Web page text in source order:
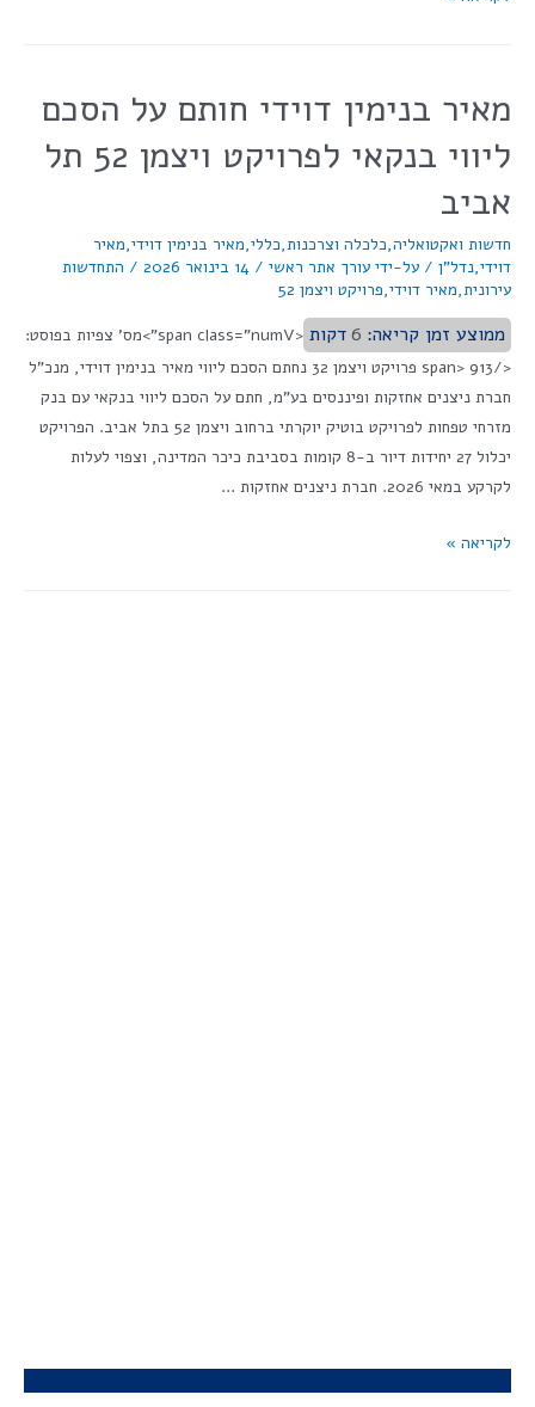
מאיר בנימין דוידי חותם על הסכם
ליווי בנקאי לפרויקט ויצמן 52 תל
אביב
חדשות ואקטואליה,כלכלה וצרכנות,כללי,מאיר בנימין דוידי,מאיר
דוידי,נדל"ן / על-ידי עורך אתר ראשי / 14 בינואר 2026 / התחדשות
עירונית,מאיר דוידי,פרויקט ויצמן 52
ממוצע זמן קריאה: 6דקות
<span class="numV">מס' צפיות בפוסט:
</span> 913 פרויקט ויצמן 32 נחתם הסכם ליווי מאיר בנימין דוידי, מנכ"ל
חברת ניצנים אחזקות ופיננסים בע"מ, חתם על הסכם ליווי בנקאי עם בנק
מזרחי טפחות לפרויקט בוטיק יוקרתי ברחוב ויצמן 52 בתל אביב. הפרויקט
יכלול 27 יחידות דיור ב-8 קומות בסביבת כיכר המדינה, וצפוי לעלות
לקרקע במאי 2026. חברת ניצנים אחזקות …
לקריאה »